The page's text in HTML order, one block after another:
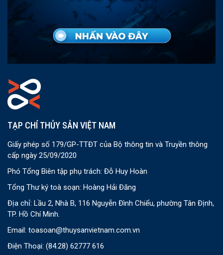
TẠP CHÍ THỦY SẢN VIỆT NAM
Giấy phép số 179/GP-TTĐT của Bộ thông tin và Truyền thông
cấp ngày 25/09/2020
Phó Tổng Biên tập phụ trách: Đỗ Huy Hoàn
Tổng Thư ký toà soạn: Hoàng Hải Đăng
Địa chỉ: Lầu 2, Nhà B, 116 Nguyễn Đình Chiểu, phường Tân Định,
TP. Hồ Chí Minh.
Email: toasoan@thuysanvietnam.com.vn
Điện Thoại: (84.28) 62777 616